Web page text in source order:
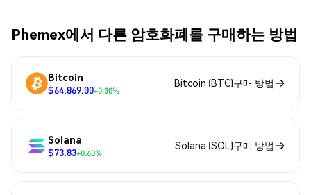
Phemex에서 다른 암호화폐를 구매하는 방법
Bitcoin
$64,869.00+0.30%
Bitcoin (BTC)구매 방법
Solana
$73.83+0.60%
Solana (SOL)구매 방법